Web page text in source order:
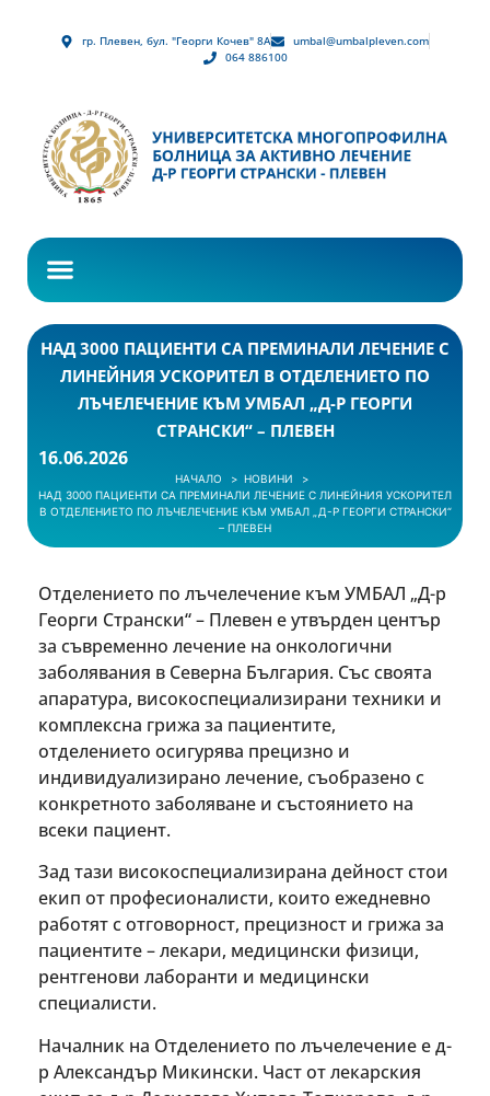
гр. Плевен, бул. "Георги Кочев" 8А
umbal@umbalpleven.com
064 886100
НАД 3000 ПАЦИЕНТИ СА ПРЕМИНАЛИ ЛЕЧЕНИЕ С
ЛИНЕЙНИЯ УСКОРИТЕЛ В ОТДЕЛЕНИЕТО ПО
ЛЪЧЕЛЕЧЕНИЕ КЪМ УМБАЛ „Д-Р ГЕОРГИ
СТРАНСКИ“ – ПЛЕВЕН
16.06.2026
НАЧАЛО
НОВИНИ
НАД 3000 ПАЦИЕНТИ СА ПРЕМИНАЛИ ЛЕЧЕНИЕ С ЛИНЕЙНИЯ УСКОРИТЕЛ
В ОТДЕЛЕНИЕТО ПО ЛЪЧЕЛЕЧЕНИЕ КЪМ УМБАЛ „Д-Р ГЕОРГИ СТРАНСКИ“
– ПЛЕВЕН
Отделението по лъчелечение към УМБАЛ „Д-р
Георги Странски“ – Плевен е утвърден център
за съвременно лечение на онкологични
заболявания в Северна България. Със своята
апаратура, високоспециализирани техники и
комплексна грижа за пациентите,
отделението осигурява прецизно и
индивидуализирано лечение, съобразено с
конкретното заболяване и състоянието на
всеки пациент.
Зад тази високоспециализирана дейност стои
екип от професионалисти, които ежедневно
работят с отговорност, прецизност и грижа за
пациентите – лекари, медицински физици,
рентгенови лаборанти и медицински
специалисти.
Началник на Отделението по лъчелечение е д-
р Александър Микински. Част от лекарския